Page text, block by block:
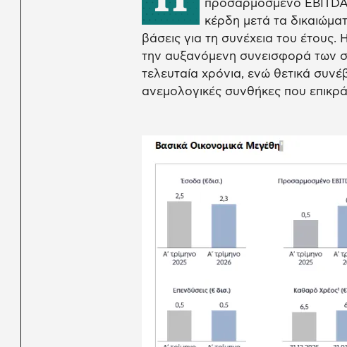
προσαρμοσμένο
κέρδη μετά τα
βάσεις για τη συνέχεια του
την αυξανόμενη συνεισφορά των
τελευταία χρόνια, ενώ θετικά
ανεμολογικές συνθήκες που